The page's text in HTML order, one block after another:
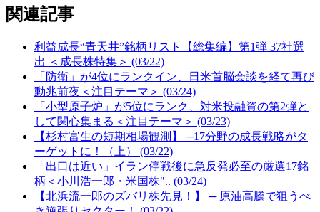
関連記事
利益成長“青天井”銘柄リスト【総集編】第1弾 37社選
出 ＜成長株特集＞ (03/22)
「防衛」が4位にランクイン、日米首脳会談を経て再び
動兆前夜＜注目テーマ＞ (03/24)
「小型原子炉」が5位にランク、対米投融資の第2弾と
して関心集まる＜注目テーマ＞ (03/23)
【杉村富生の短期相場観測】 ─17分野の成長戦略がタ
ーゲットに！（上） (03/22)
「出口は近い」イラン停戦後に急反発必至の厳選17銘
柄＜小川浩一郎・米国株".. (03/24)
【北浜流一郎のズバリ株先見！】 ─ 原油高騰で狙うべ